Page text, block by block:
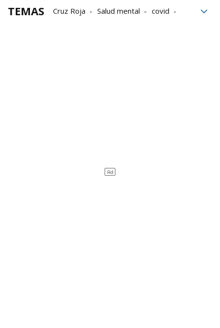
TEMAS Cruz Roja Salud mental
covid